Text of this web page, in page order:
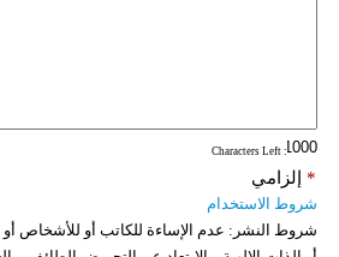
: Characters Left
إلزامي *
شروط الاستخدام
شروط النشر: عدم الإساءة للكاتب أو للأشخاص